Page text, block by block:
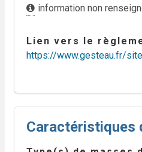
information non
Lien vers le
https://www.gesteau.fr/
Caractéristiques